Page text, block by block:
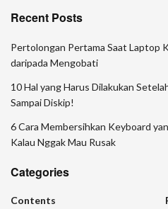
Recent Posts
Pertolongan Pertama Saat Laptop
daripada Mengobati
10 Hal yang Harus Dilakukan
Sampai Diskip!
6 Cara Membersihkan Keyboard
Kalau Nggak Mau Rusak
Categories
Contents